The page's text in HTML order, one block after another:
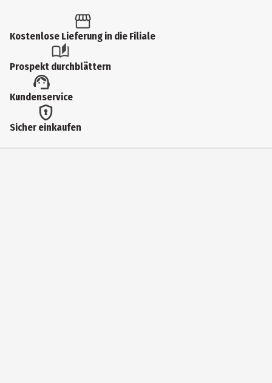
Produkttyp
Artikelnummer des Herstellers
9100-072
Kostenlose Lieferung in die Filiale
Prospekt durchblättern
Kundenservice
Sicher einkaufen